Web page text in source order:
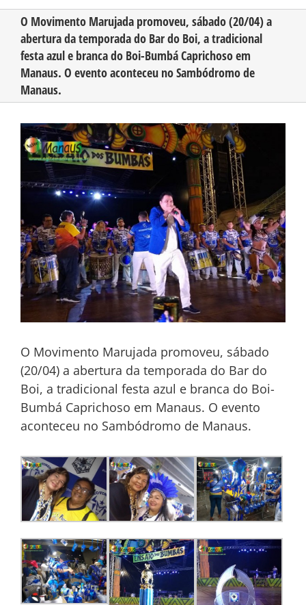
CONHEÇA O AMAZONAS
PUBLICIDADE
CONTATO
O Movimento Marujada promoveu, sábado (20/04) a
abertura da temporada do Bar do Boi, a tradicional
festa azul e branca do Boi-Bumbá Caprichoso em
Manaus. O evento aconteceu no Sambódromo de
Manaus.
View
Larger
Image
O Movimento Marujada promoveu, sábado
(20/04) a abertura da temporada do Bar do
Boi, a tradicional festa azul e branca do Boi-
Bumbá Caprichoso em Manaus. O evento
aconteceu no Sambódromo de Manaus.